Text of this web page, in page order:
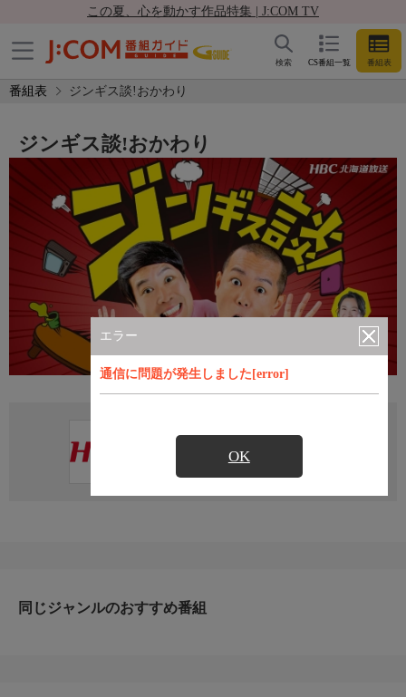
この夏、心を動かす作品特集 | J:COM TV
CS番組一覧 番組表
検索
番組表 ジンギス談!おかわり
エラー
通信に問題が発生しました[error]
OK
ジンギス談!おかわり
直近の放送予定はありません
同じジャンルのおすすめ番組